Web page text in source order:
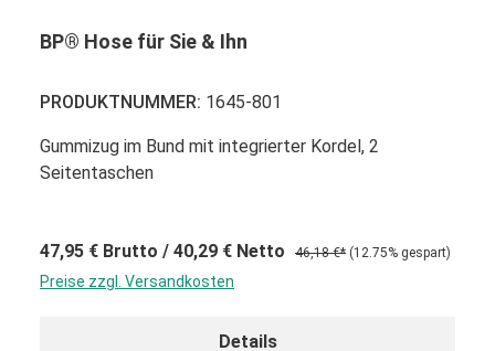
BP® Hose für Sie & Ihn
PRODUKTNUMMER: 1645-801
Gummizug im Bund mit integrierter Kordel, 2
Seitentaschen
47,95 € Brutto / 40,29 € Netto 46,18 €* (12.75% gespart)
Preise zzgl. Versandkosten
Details